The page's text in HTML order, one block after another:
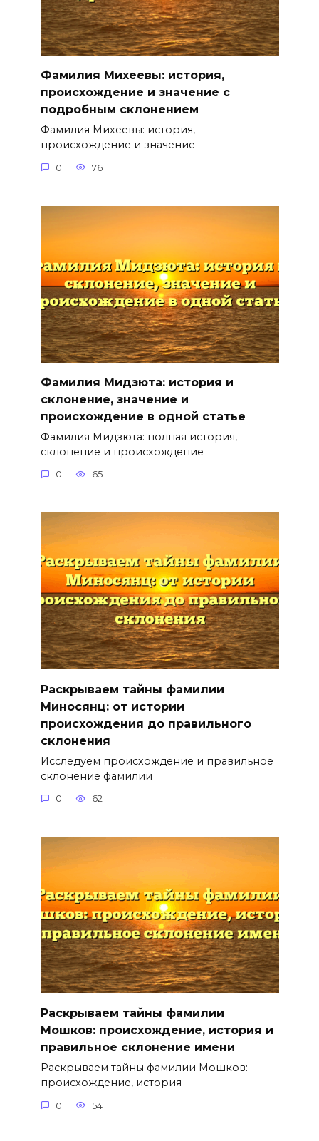
Фамилия Михеевы: история,
происхождение и значение с
подробным склонением
Фамилия Михеевы: история,
происхождение и значение
0 76
Фамилия Мидзюта: история и
склонение, значение и
происхождение в одной статье
Фамилия Мидзюта: полная история,
склонение и происхождение
0 65
Раскрываем тайны фамилии
Миносянц: от истории
происхождения до правильного
склонения
Исследуем происхождение и правильное
склонение фамилии
0 62
Раскрываем тайны фамилии
Мошков: происхождение, история и
правильное склонение имени
Раскрываем тайны фамилии Мошков:
происхождение, история
0 54